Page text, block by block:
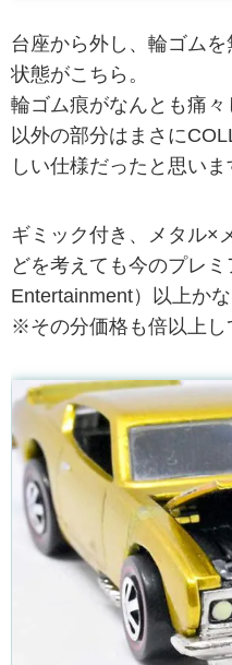
台座から外し、輪ゴム
状態がこちら。
輪ゴム痕がなんとも痛
以外の部分はまさに
しい仕様だったと思いま
ギミック付き、メタル×
どを考えても今のプレ
Entertainment）以上かな
※その分価格も倍以上し